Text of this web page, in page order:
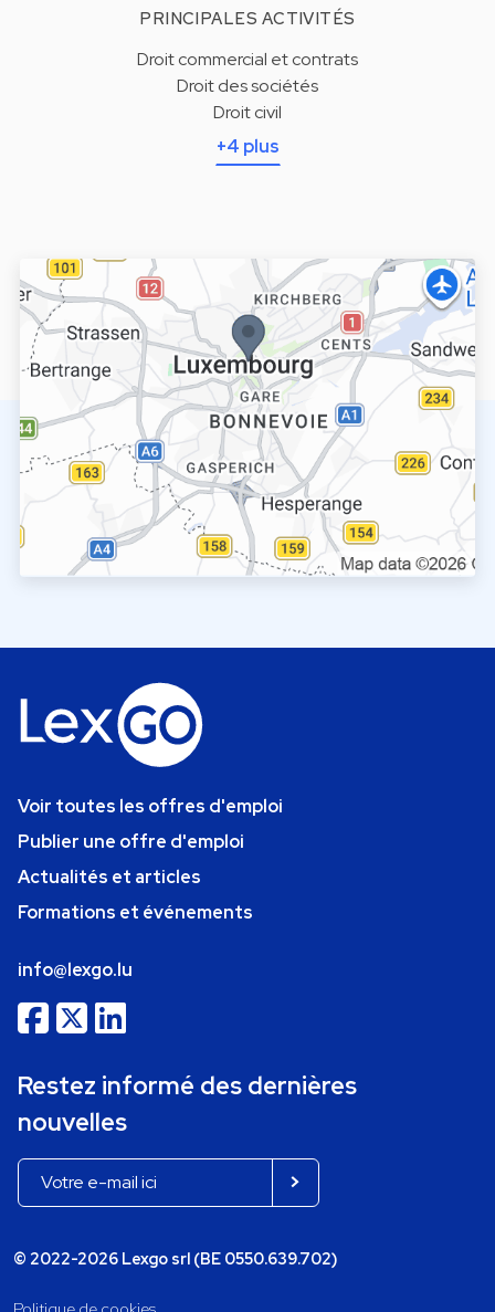
PRINCIPALES ACTIVITÉS
Droit commercial et contrats
Droit des sociétés
Droit civil
+4 plus
Voir toutes les offres d'emploi
Publier une offre d'emploi
Actualités et articles
Formations et événements
info@lexgo.lu
Restez informé des dernières
nouvelles
© 2022-2026 Lexgo srl (BE 0550.639.702)